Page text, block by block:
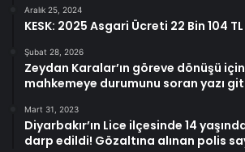
Aralık 25, 2024
KESK: 2025 Asgari Ücreti 22 Bin 104 TL
Şubat 28, 2026
Zeydan Karalar’ın göreve dönüşü
mahkemeye durumunu soran yazı
Mart 31, 2023
Diyarbakır’ın Lice ilçesinde 14
darp edildi! Gözaltına alınan polis